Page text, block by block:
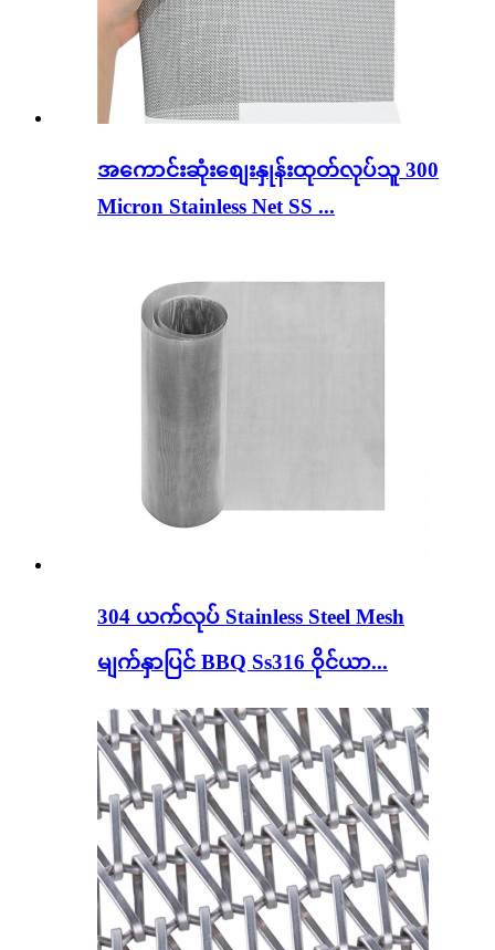
အကောင်းဆုံးစျေးနှုန်းထုတ်လုပ်သူ 300
Micron Stainless Net SS ...
304 ယက်လုပ် Stainless Steel Mesh
မျက်နှာပြင် BBQ Ss316 ဝိုင်ယာ...